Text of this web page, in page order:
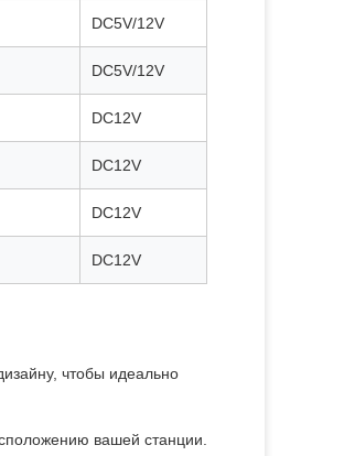
DC5V/12V
DC5V/12V
DC12V
DC12V
DC12V
DC12V
чтобы идеально
вашей станции.